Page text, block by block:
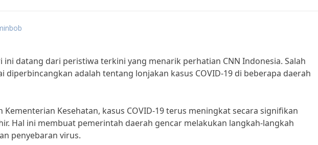
datang dari peristiwa terkini yang menarik perhatian CNN Indonesia. Salah
diperbincangkan adalah tentang lonjakan kasus COVID-19 di beberapa daerah
Kesehatan, kasus COVID-19 terus meningkat secara signifikan
Hal ini membuat pemerintah daerah gencar melakukan langkah-langkah
penyebaran virus.